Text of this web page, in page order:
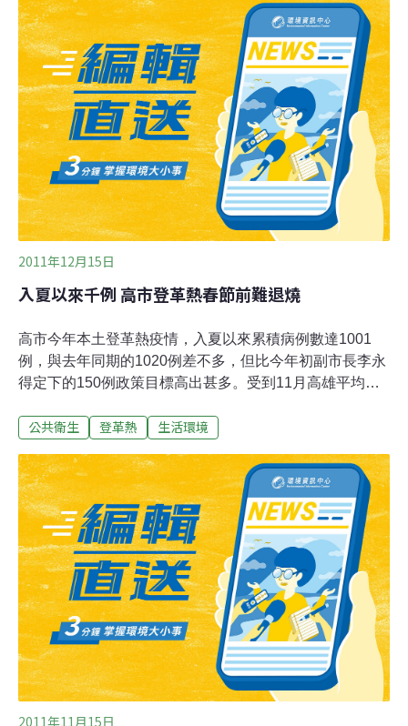
道，基改蚊只要餵食到含有一點點四環黴素殘留的食物，
其後代就有15%的存活率。而殘留的四環黴素是畜牧業常
用的農藥，遍存在污水道與牧場，很容易讓基改蚊後代活
下來。更誇張的是，即使在沒有四環黴素的情況下，實際
上基改蚊也還有3%的存活率，這與公司所保證的相反。地
球之友會表示，Oxitec隱匿數據已經讓該公司的信用破
產，在徹底地評估基改蚊對環境、人體健康的風險之前，
應立刻停止其釋放。※ 訊息來源
2011年12月15日
入夏以來千例 高市登革熱春節前難退燒
高市今年本土登革熱疫情，入夏以來累積病例數達1001
例，與去年同期的1020例差不多，但比今年初副市長李永
得定下的150例政策目標高出甚多。受到11月高雄平均氣
衛生局擔心疫情無法如往年在12月底至明年1月間終止，
冷，蚊子反而往屋內避寒，增加叮咬機會，居家內外還是
要主動清除積水容器等孳生源。高市衛生局表示，目前三
民、鳳山區疫情仍有零星個案，兩行政區病例數持續增
加，其中三民區累積405例，以寶業里29例最多。鳳山區
一個月來增加約百例，已有174例，文山里19例、文英里
18例；楠梓區近來病例數也增加至44例，須多留意。
公共衛生 登革熱 生活環境
2011年11月15日